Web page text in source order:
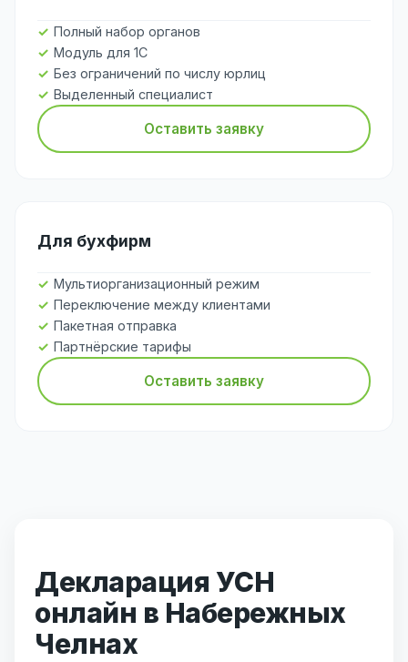
Полный набор органов
Модуль для 1С
Без ограничений по числу юрлиц
Выделенный специалист
Оставить заявку
Для бухфирм
Мультиорганизационный режим
Переключение между клиентами
Пакетная отправка
Партнёрские тарифы
Оставить заявку
Декларация УСН
онлайн в Набережных
Челнах